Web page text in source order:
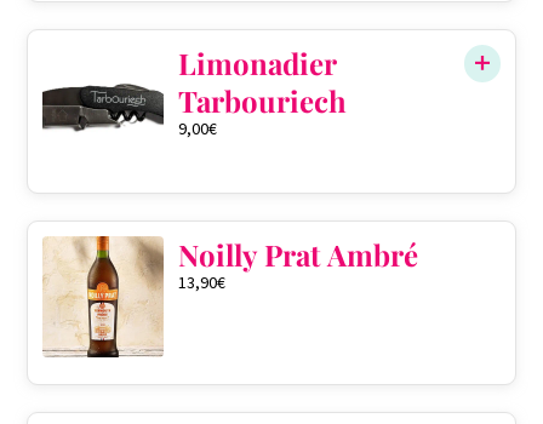
Limonadier
Tarbouriech
9,00€
Noilly Prat Ambré
13,90€